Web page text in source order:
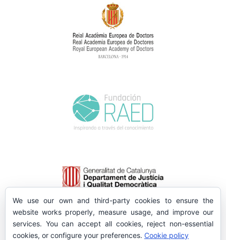
We use our own and third-party cookies to ensure the
website works properly, measure usage, and improve our
services. You can accept all cookies, reject non-essential
cookies, or configure your preferences. Cookie policy